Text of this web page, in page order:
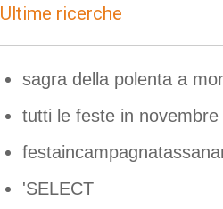
Ultime ricerche
sagra della polenta a
tutti le feste in novembre
'SELECT